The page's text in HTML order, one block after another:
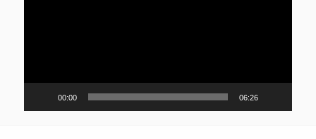
00:00 06:26